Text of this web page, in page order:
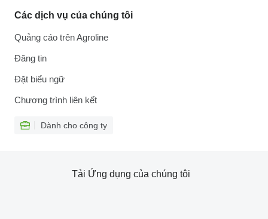
Các dịch vụ của chúng tôi
Quảng cáo trên Agroline
Đăng tin
Đặt biểu ngữ
Chương trình liên kết
Dành cho công ty
Tải Ứng dụng của chúng tôi